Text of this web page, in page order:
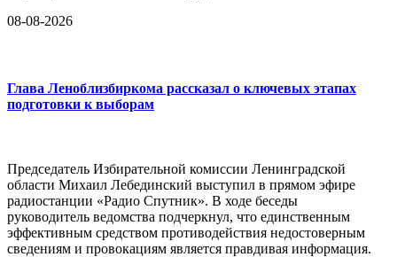
08-08-2026
Глава Леноблизбиркома рассказал о ключевых этапах
подготовки к выборам
Председатель Избирательной комиссии Ленинградской
области Михаил Лебединский выступил в прямом эфире
радиостанции «Радио Спутник». В ходе беседы
руководитель ведомства подчеркнул, что единственным
эффективным средством противодействия недостоверным
сведениям и провокациям является правдивая информация.